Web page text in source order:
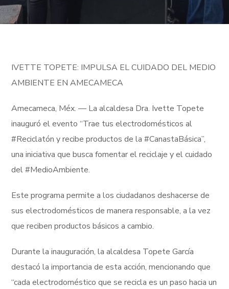
IVETTE TOPETE: IMPULSA EL CUIDADO DEL MEDIO
AMBIENTE EN AMECAMECA
Amecameca, Méx. — La alcaldesa Dra. Ivette Topete
inauguró el evento “Trae tus electrodomésticos al
#Reciclatón y recibe productos de la #CanastaBásica”,
una iniciativa que busca fomentar el reciclaje y el cuidado
del #MedioAmbiente.
Este programa permite a los ciudadanos deshacerse de
sus electrodomésticos de manera responsable, a la vez
que reciben productos básicos a cambio.
Durante la inauguración, la alcaldesa Topete García
destacó la importancia de esta acción, mencionando que
“cada electrodoméstico que se recicla es un paso hacia un